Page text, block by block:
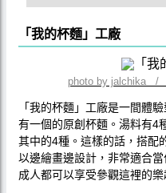
「我的杯麵」工廠
photo by jalchika /
「我的杯麵」工廠是一間體
有一個的原創杯麵。湯料有4
其中的4種。這樣的話，搭配
以邊繪畫邊設計，非常適合
成人都可以享受參觀這裡的樂